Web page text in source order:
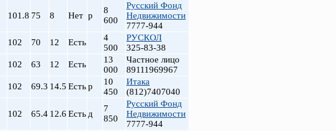
101.8 75 8 Нет р
8
600
Русский Фонд
Недвижимости
7777-944
102 70 12 Есть
4
500
РУСКОЛ
325-83-38
102 63 12 Есть
13
000
Частное лицо
89111969967
102 69.3 14.5 Естьр
10
450
Итака
(812)7407040
102 65.4 12.6 Есть д
7
850
Русский Фонд
Недвижимости
7777-944